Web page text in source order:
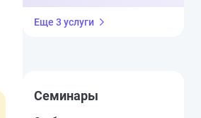
Еще 3 услуги
Семинары